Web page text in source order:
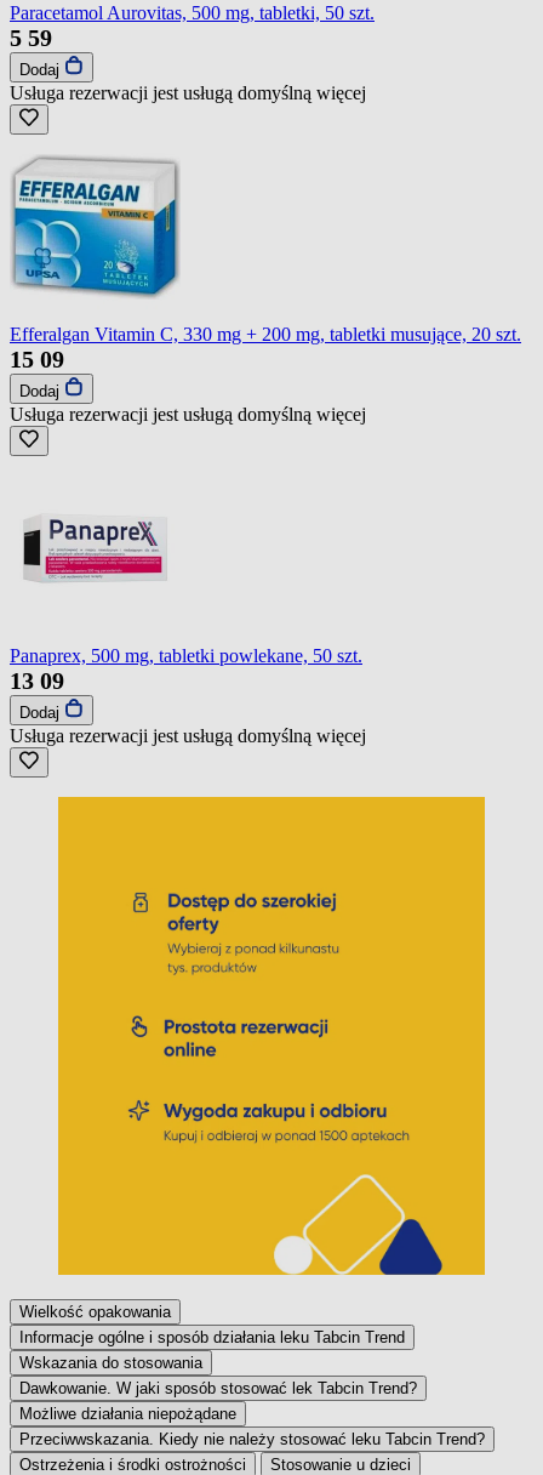
Paracetamol Aurovitas, 500 mg, tabletki, 50 szt.
5 59
Dodaj
Usługa rezerwacji jest usługą domyślną więcej
Efferalgan Vitamin C, 330 mg + 200 mg, tabletki musujące, 20 szt.
15 09
Dodaj
Usługa rezerwacji jest usługą domyślną więcej
Panaprex, 500 mg, tabletki powlekane, 50 szt.
13 09
Dodaj
Usługa rezerwacji jest usługą domyślną więcej
Wielkość opakowania
Informacje ogólne i sposób działania leku Tabcin Trend
Wskazania do stosowania
Dawkowanie. W jaki sposób stosować lek Tabcin Trend?
Możliwe działania niepożądane
Przeciwwskazania. Kiedy nie należy stosować leku Tabcin Trend?
Ostrzeżenia i środki ostrożności
Stosowanie u dzieci